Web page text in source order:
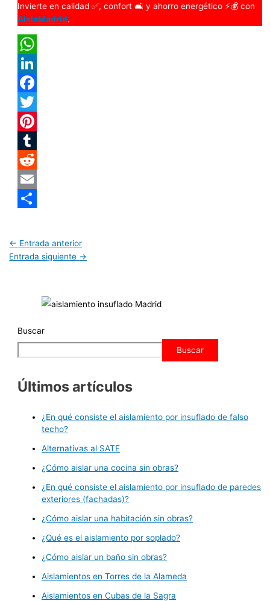
Invierte en calidad ✅, confort 🛋️ y ahorro energético ⚡💰 con
AislaMadrid.
WhatsApp
LinkedIn
Facebook
Twitter
Pinterest
Tumblr
Reddit
Email
← Entrada anterior
Entrada siguiente →
Buscar
Buscar
Últimos artículos
¿En qué consiste el aislamiento por insuflado de falso
techo?
Alternativas al SATE
¿Cómo aislar una cocina sin obras?
¿En qué consiste el aislamiento por insuflado de paredes
exteriores (fachadas)?
¿Cómo aislar una habitación sin obras?
¿Qué es el aislamiento por soplado?
¿Cómo aislar un baño sin obras?
Aislamientos en Torres de la Alameda
Aislamientos en Cubas de la Sagra